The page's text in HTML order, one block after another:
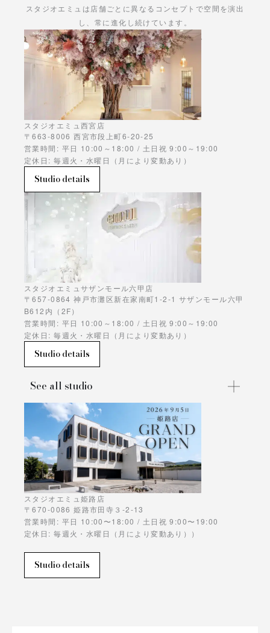
スタジオエミュは店舗ごとに異なるコンセプトで空間を演出
し、常に進化し続けています。
あなただけの物語をお楽しみください。
スタジオエミュ西宮店
〒663-8006 西宮市段上町6-20-25
営業時間: 平日 10:00～18:00 / 土日祝 9:00～19:00
定休日: 毎週火・水曜日（月により変動あり）
Studio details
スタジオエミュサザンモール六甲店
〒657-0864 神戸市灘区新在家南町1-2-1 サザンモール六甲
B612内（2F）
営業時間: 平日 10:00～18:00 / 土日祝 9:00～19:00
定休日: 毎週火・水曜日（月により変動あり）
Studio details
See all studio
スタジオエミュ姫路店
〒670-0086 姫路市田寺３-2-13
営業時間: 平日 10:00〜18:00 / 土日祝 9:00〜19:00
定休日: 毎週火・水曜日（月により変動あり））
Studio details